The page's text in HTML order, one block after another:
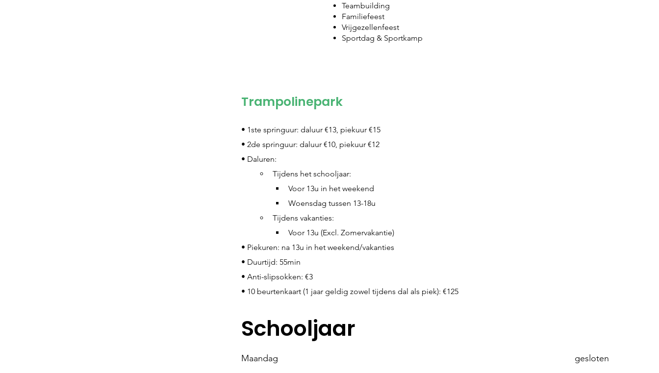
Teambuilding
Familiefeest
Vrijgezellenfeest
Sportdag & Sportkamp
Trampolinepark
• 1ste springuur: daluur €13, piekuur €15
• 2de springuur: daluur €10, piekuur €12
• Daluren:
Tijdens het schooljaar:
Voor 13u in het weekend
Woensdag tussen 13-18u
Tijdens vakanties:
Voor 13u (Excl. Zomervakantie)
• Piekuren: na 13u in het weekend/vakanties
• Duurtijd: 55min
• Anti-slipsokken: €3
• 10 beurtenkaart (1 jaar geldig zowel tijdens dal als piek): €125
Maandag
gesloten
Schooljaar​